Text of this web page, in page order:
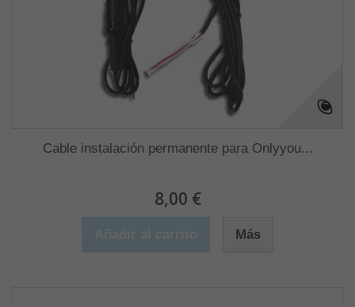
Cable instalación permanente para Onlyyou...
8,00 €
Más